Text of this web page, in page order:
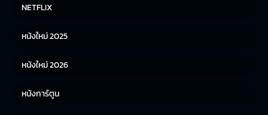
หนังญี่ปุ่น
NETFLIX
หนังใหม่ 2025
หนังใหม่ 2026
หนังการ์ตูน